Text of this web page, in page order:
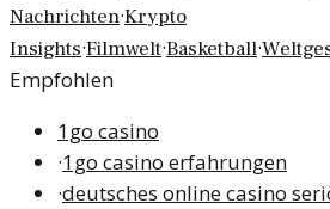
Nachrichten·Krypto
Insights·Filmwelt·Basketball·
Empfohlen
1go casino
·1go casino erfahrungen
·deutsches online casino